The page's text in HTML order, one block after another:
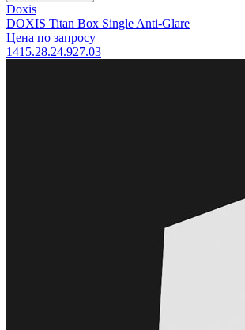
Doxis
DOXIS Titan Box Single Anti-Glare
Цена по запросу
1415.28.24.927.03